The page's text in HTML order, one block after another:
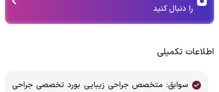
را دنبال کنید
اطلاعات تکمیلی
سوابق: متخصص جراحي زيبايی بورد تخصصي جراحی